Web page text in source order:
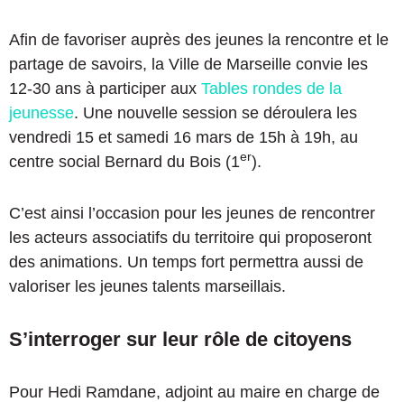
Afin de favoriser auprès des jeunes la rencontre et le
partage de savoirs, la Ville de Marseille convie les
12-30 ans à participer aux Tables rondes de la
jeunesse. Une nouvelle session se déroulera les
vendredi 15 et samedi 16 mars de 15h à 19h, au
centre social Bernard du Bois (1er).
C’est ainsi l’occasion pour les jeunes de rencontrer
les acteurs associatifs du territoire qui proposeront
des animations. Un temps fort permettra aussi de
valoriser les jeunes talents marseillais.
S’interroger sur leur rôle de citoyens
Pour Hedi Ramdane, adjoint au maire en charge de